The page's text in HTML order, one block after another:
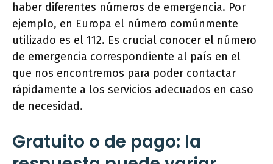
haber diferentes números de emergencia. Por
ejemplo, en Europa el número comúnmente
utilizado es el 112. Es crucial conocer el número
de emergencia correspondiente al país en el
que nos encontremos para poder contactar
rápidamente a los servicios adecuados en caso
de necesidad.
Gratuito o de pago: la